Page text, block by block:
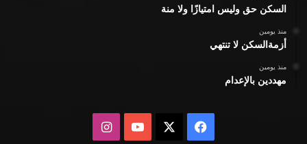
السكن حق وليس امتيازًا ولا منة
منذ يومين
أزمةالسكن لا تنتهي
منذ يومين
مهددين بالإعدام
فيسبوك يوتيوبانستقرام